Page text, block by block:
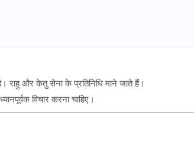
राहु और केतु सेना के प्रतिनिधि माने जाते हैं।
विचार करना चाहिए।